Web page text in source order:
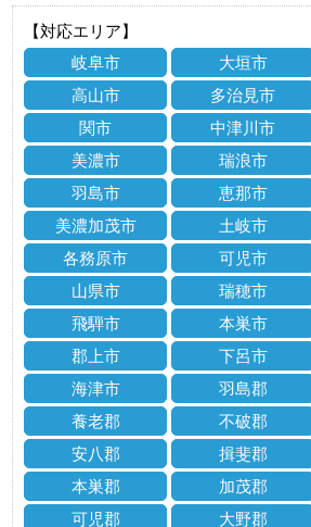
【対応エリア】
岐阜市
大垣市
高山市
多治見市
関市
中津川市
美濃市
瑞浪市
羽島市
恵那市
美濃加茂市
土岐市
各務原市
可児市
山県市
瑞穂市
飛騨市
本巣市
郡上市
下呂市
海津市
羽島郡
養老郡
不破郡
安八郡
揖斐郡
本巣郡
加茂郡
可児郡
大野郡